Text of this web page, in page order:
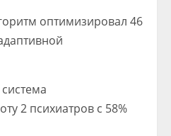
оптимизировал 46
2 психиатров с 58%